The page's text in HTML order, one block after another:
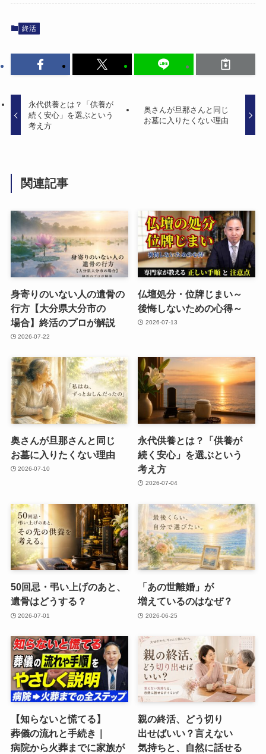
終活
永代供養とは？​「供養が​
続く​安心」を​選ぶと​いう​
考え方
奥さんが​旦那さんと​同じ​
お墓に​入りたくない​理由
関連記事
身寄りのいない​人の​遺骨の​
行方​【大分県大分市の​
場合】終活の​プロが​解説
2026-07-22
仏壇処分・位牌じまい​～
後悔しないための​心得～
2026-07-13
奥さんが​旦那さんと​同じ​
お墓に​入りたくない​理由
2026-07-10
永代供養とは？​「供養が​
続く​安心」を​選ぶと​いう​
考え方
2026-07-04
50回忌・弔い​上げの​あと、​
遺骨は​どうする？
2026-07-01
「あの​世離婚」が​
増えているのは​なぜ？
2026-06-25
【知らないと​慌てる​】
葬儀の​流れと​手続き｜
病院から​火葬までに​家族が​
親の​終活、​どう​切り​
出せばいい？​言えない​
気持ちと、​自然に​話せる​